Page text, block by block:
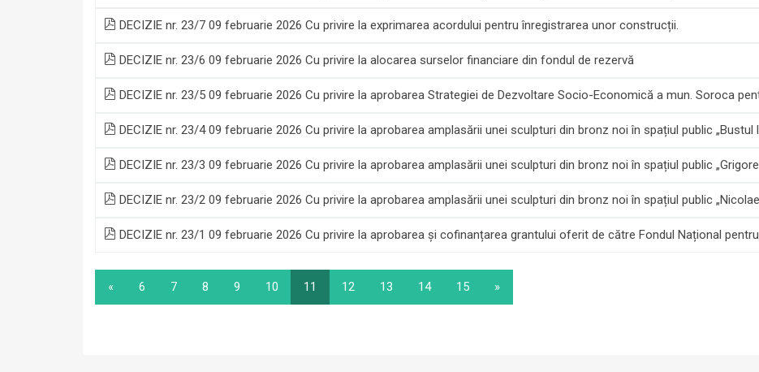
DECIZIE nr. 23/7 09 februarie 2026 Cu privire la exprimarea acordului pentru înregistrarea unor construcții.
DECIZIE nr. 23/6 09 februarie 2026 Cu privire la alocarea surselor financiare din fondul de rezervă
DECIZIE nr. 23/5 09 februarie 2026 Cu privire la aprobarea Strategiei de Dezvoltare Socio-Economică a mun. Soroca
DECIZIE nr. 23/4 09 februarie 2026 Cu privire la aprobarea amplasării unei sculpturi din bronz noi în spațiul public „Bustul
DECIZIE nr. 23/3 09 februarie 2026 Cu privire la aprobarea amplasării unei sculpturi din bronz noi în spațiul public
DECIZIE nr. 23/2 09 februarie 2026 Cu privire la aprobarea amplasării unei sculpturi din bronz noi în spațiul public
DECIZIE nr. 23/1 09 februarie 2026 Cu privire la aprobarea și cofinanțarea grantului oferit de către Fondul Național
« 6 7 8 9 10 11 12 13 14 15 »